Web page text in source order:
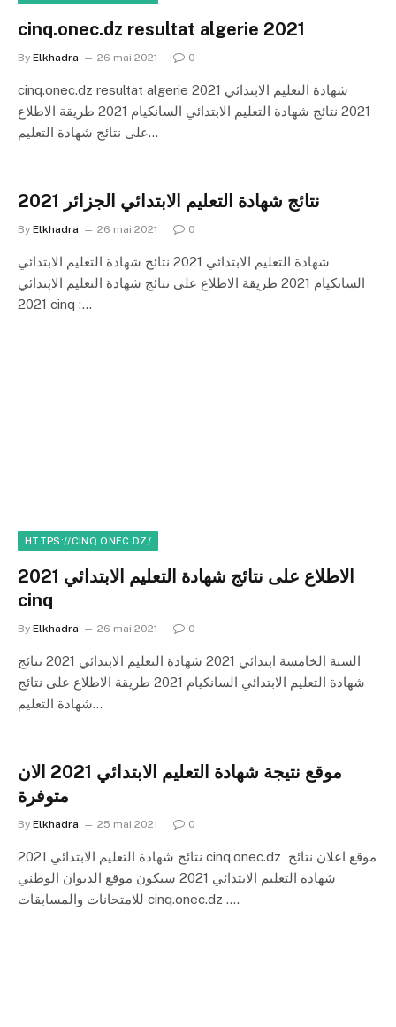
cinq.onec.dz resultat algerie 2021
By Elkhadra 26 mai 2021 0
cinq.onec.dz resultat algerie 2021 شهادة التعليم الابتدائي
2021 نتائج شهادة التعليم الابتدائي السانكيام 2021 طريقة الاطلاع
على نتائج شهادة التعليم…
نتائج شهادة التعليم الابتدائي الجزائر 2021
By Elkhadra 26 mai 2021 0
شهادة التعليم الابتدائي 2021 نتائج شهادة التعليم الابتدائي
السانكيام 2021 طريقة الاطلاع على نتائج شهادة التعليم الابتدائي
2021 cinq :…
HTTPS://CINQ.ONEC.DZ/
الاطلاع على نتائج شهادة التعليم الابتدائي 2021
cinq
By Elkhadra 26 mai 2021 0
السنة الخامسة ابتدائي 2021 شهادة التعليم الابتدائي 2021 نتائج
شهادة التعليم الابتدائي السانكيام 2021 طريقة الاطلاع على نتائج
شهادة التعليم…
موقع نتيجة شهادة التعليم الابتدائي 2021 الان
متوفرة
By Elkhadra 25 mai 2021 0
نتائج شهادة التعليم الابتدائي 2021 cinq.onec.dz موقع اعلان نتائج
شهادة التعليم الابتدائي 2021 سيكون موقع الديوان الوطني
للامتحانات والمسابقات cinq.onec.dz .…